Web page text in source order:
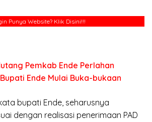
Punya Website?Klik Disini!!!
Pemkab Ende Perlahan
Ende Mulai Buka-bukaan
bupati Ende, seharusnya
dengan realisasi penerimaan PAD